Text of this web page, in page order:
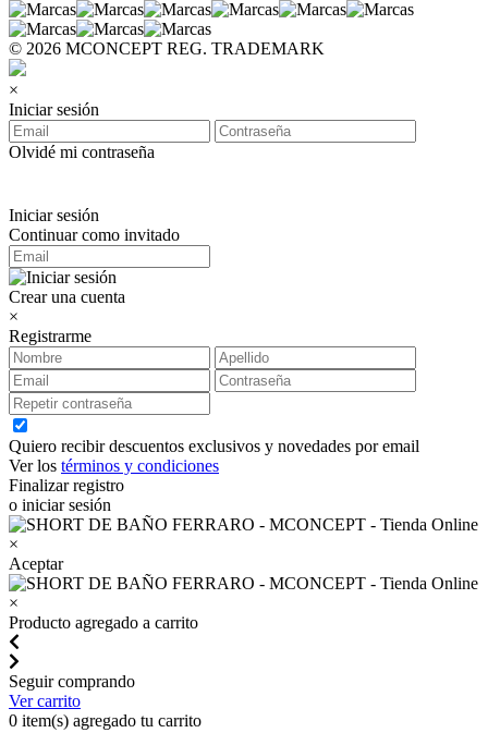
© 2026 MCONCEPT REG. TRADEMARK
×
Iniciar sesión
Olvidé mi contraseña
Iniciar sesión
Continuar como invitado
Crear una cuenta
×
Registrarme
Quiero recibir descuentos exclusivos y novedades por email
Ver los términos y condiciones
Finalizar registro
o iniciar sesión
×
Aceptar
×
Producto agregado a carrito
Seguir comprando
Ver carrito
0 item(s) agregado tu carrito